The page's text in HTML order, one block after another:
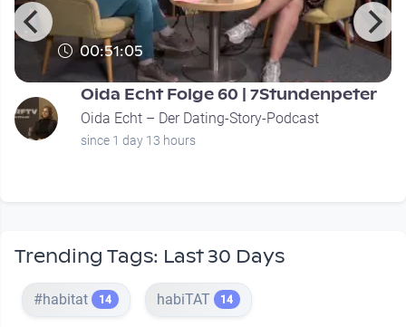
00:51:05
Oida Echt Folge 60 | 7Stundenpeter
Oida Echt – Der Dating-Story-Podcast
since 1 day 13 hours
Trending Tags: Last 30 Days
#habitat 14 habiTAT 14